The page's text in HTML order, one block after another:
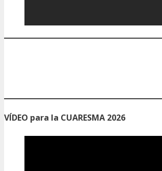
VÍDEO para la CUARESMA 2026